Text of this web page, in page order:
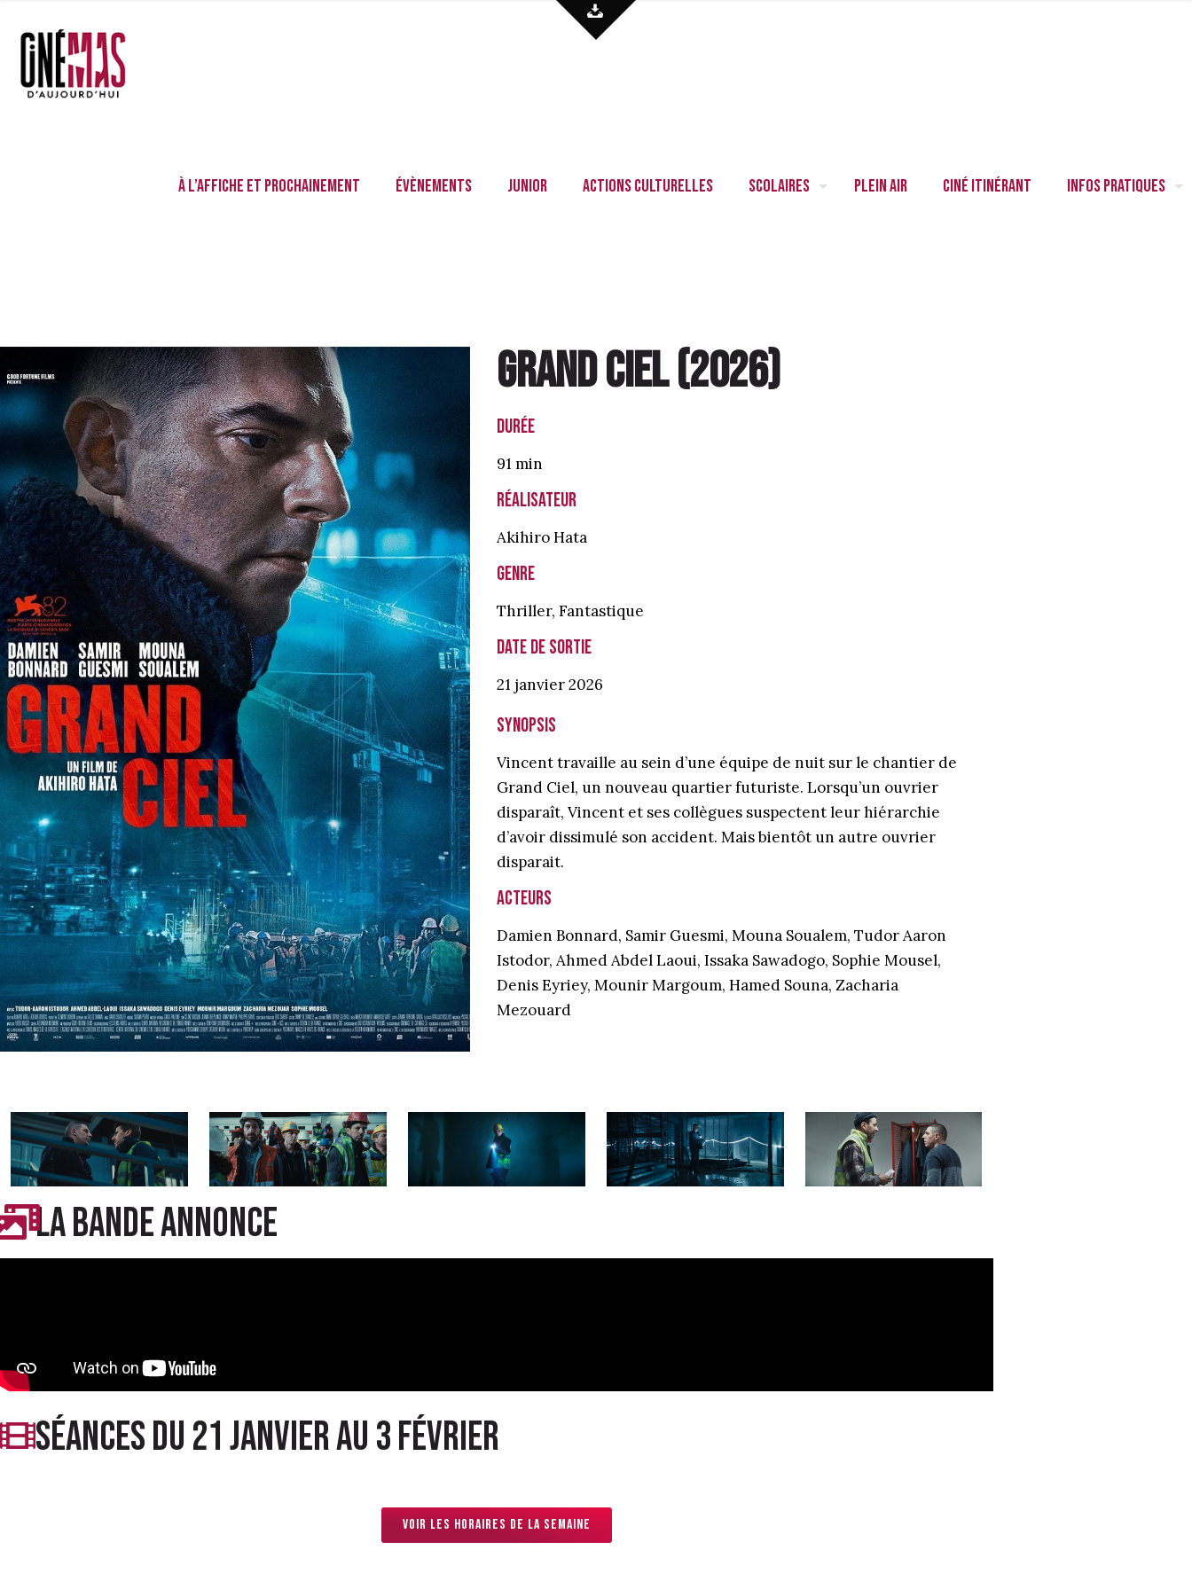
À l’affiche et prochainement Évènements Junior Actions culturelles Scolaires Plein air Ciné itinérant Infos pratiques
Grand Ciel(2026)
Durée
91 min
Réalisateur
Akihiro Hata
Genre
Thriller, Fantastique
Date de sortie
21 janvier2026
Synopsis
Vincent travaille au sein d’une équipe de nuit sur le chantier de
Grand Ciel, un nouveau quartier futuriste. Lorsqu’un ouvrier
disparaît, Vincent et ses collègues suspectent leur hiérarchie
d’avoir dissimulé son accident. Mais bientôt un autre ouvrier
disparait.
Acteurs
Damien Bonnard, Samir Guesmi, Mouna Soualem, Tudor Aaron
Istodor, Ahmed Abdel Laoui, Issaka Sawadogo, Sophie Mousel,
Denis Eyriey, Mounir Margoum, Hamed Souna, Zacharia
Mezouard
LA BANDE ANNONCE
séances du 21 janvier au 3 février
Voir les horaires de la semaine